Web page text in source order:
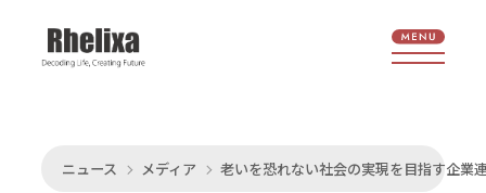
ニュース メディア 老いを恐れない社会の実現を目指す企